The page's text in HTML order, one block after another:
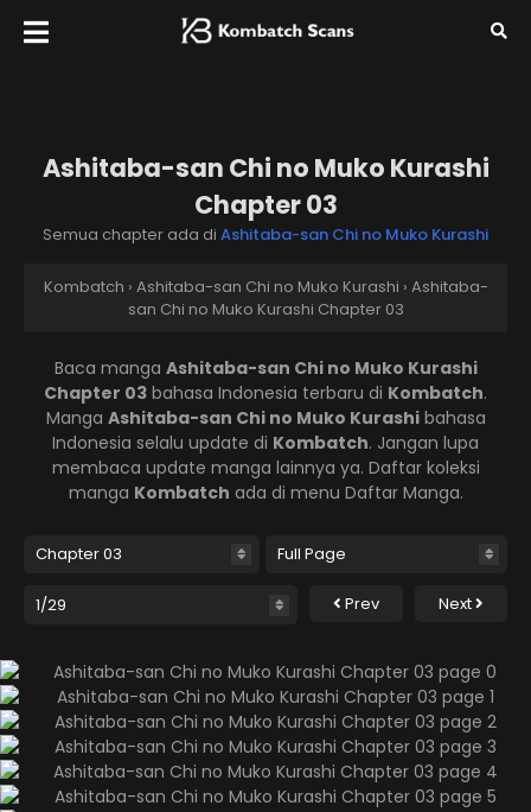
Ashitaba-san Chi no Muko Kurashi
Chapter 03
Semua chapter ada di Ashitaba-san Chi no Muko Kurashi
Kombatch › Ashitaba-san Chi no Muko Kurashi › Ashitaba-
san Chi no Muko Kurashi Chapter 03
Baca manga Ashitaba-san Chi no Muko Kurashi
Chapter 03 bahasa Indonesia terbaru di Kombatch.
Manga Ashitaba-san Chi no Muko Kurashibahasa
Indonesia selalu update di Kombatch. Jangan lupa
membaca update manga lainnya ya. Daftar koleksi
manga Kombatch ada di menu Daftar Manga.
Prev Next